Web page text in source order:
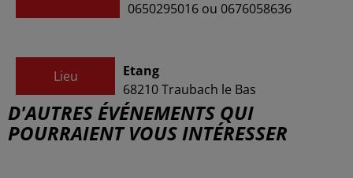
0650295016 ou 0676058636
Lieu
Etang
68210Traubach le Bas
D'AUTRES ÉVÉNEMENTS QUI
POURRAIENT VOUS INTÉRESSER